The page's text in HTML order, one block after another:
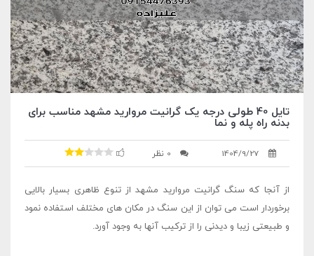
تایل 40 طولی درجه یک گرانیت مروارید مشهد مناسب برای
بدنه راه پله و نما
1404/9/27 0 نظر
از آنجا که سنگ گرانیت مروارید مشهد از تنوع ظاهری بسیار بالایی
برخوردار است می توان از این سنگ در مکان های مختلف استفاده نمود
و طبیعتی زیبا و دیدنی را از ترکیب آنها به وجود آورد.